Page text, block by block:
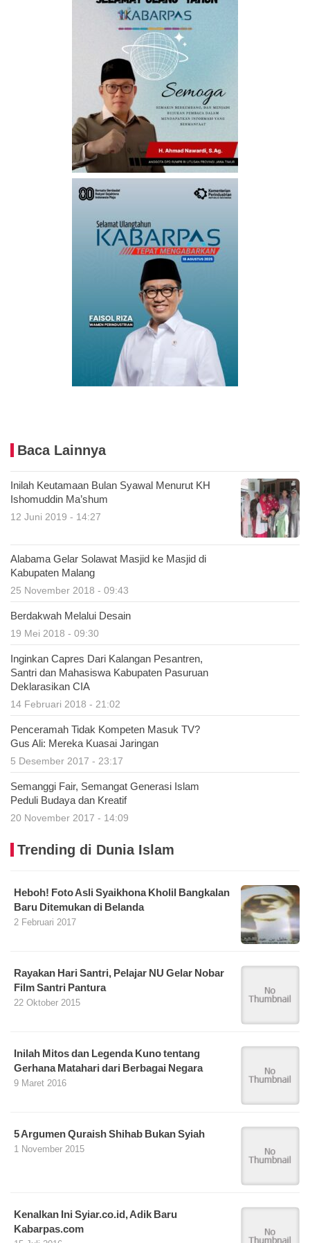
Baca Lainnya
Inilah Keutamaan Bulan Syawal Menurut KH
Ishomuddin Ma’shum
12 Juni 2019 - 14:27
Alabama Gelar Solawat Masjid ke Masjid di
Kabupaten Malang
25 November 2018 - 09:43
Berdakwah Melalui Desain
19 Mei 2018 - 09:30
Inginkan Capres Dari Kalangan Pesantren,
Santri dan Mahasiswa Kabupaten Pasuruan
Deklarasikan CIA
14 Februari 2018 - 21:02
Penceramah Tidak Kompeten Masuk TV?
Gus Ali: Mereka Kuasai Jaringan
5 Desember 2017 - 23:17
Semanggi Fair, Semangat Generasi Islam
Peduli Budaya dan Kreatif
20 November 2017 - 14:09
Trending di Dunia Islam
Heboh! Foto Asli Syaikhona Kholil Bangkalan
Baru Ditemukan di Belanda
2 Februari 2017
Rayakan Hari Santri, Pelajar NU Gelar Nobar
Film Santri Pantura
22 Oktober 2015
Inilah Mitos dan Legenda Kuno tentang
Gerhana Matahari dari Berbagai Negara
9 Maret 2016
5 Argumen Quraish Shihab Bukan Syiah
1 November 2015
Kenalkan Ini Syiar.co.id, Adik Baru
Kabarpas.com